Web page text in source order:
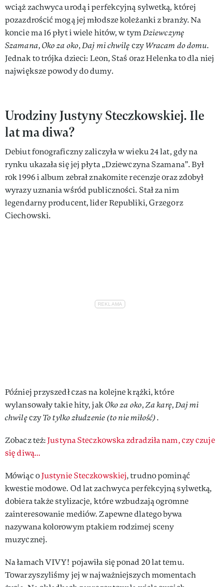
wciąż zachwyca urodą i perfekcyjną sylwetką, której
pozazdrościć mogą jej młodsze koleżanki z branży. Na
koncie ma 16 płyt i wiele hitów, w tymDziewczynę
Szamana,Oko za oko,Daj mi chwilęczyWracam do domu.
Jednak to trójka dzieci: Leon, Staś oraz Helenka to dla niej
największe powody do dumy.
Urodziny Justyny Steczkowskiej. Ile
lat ma diwa?
Debiut fonograficzny zaliczyła w wieku 24 lat, gdy na
rynku ukazała się jej płyta „Dziewczyna Szamana”. Był
rok 1996 i album zebrał znakomite recenzje oraz zdobył
wyrazy uznania wśród publiczności. Stał za nim
legendarny producent, lider Republiki, Grzegorz
Ciechowski.
Później przyszedł czas na kolejne krążki, które
wylansowały takie hity, jakOko za oko,Za karę,Daj mi
chwilęczyTo tylko złudzenie (to nie miłość).
Zobacz też: Justyna Steczkowska zdradziła nam, czy czuje
się diwą...
Mówiąc oJustynie Steczkowskiej, trudno pominąć
kwestie modowe. Od lat zachwyca perfekcyjną sylwetką,
dobiera także stylizacje, które wzbudzają ogromne
zainteresowanie mediów. Zapewne dlatego bywa
nazywana kolorowym ptakiem rodzimej sceny
muzycznej.
Na łamach VIVY! pojawiła się ponad 20 lat temu.
Towarzyszyliśmy jej w najważniejszych momentach